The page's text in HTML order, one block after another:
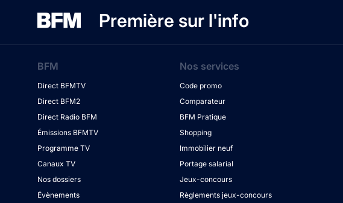
Première sur l'info
BFM
Direct BFMTV
Direct BFM2
Direct Radio BFM
Émissions BFMTV
Programme TV
Canaux TV
Nos dossiers
Évènements
Nos services
Code promo
Comparateur
BFM Pratique
Shopping
Immobilier neuf
Portage salarial
Jeux-concours
Règlements jeux-concours